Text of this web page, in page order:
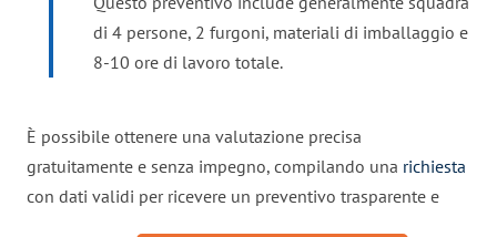
di 4 persone, 2 furgoni, materiali di imballaggio e
8-10 ore di lavoro totale.
È possibile ottenere una valutazione precisa
gratuitamente e senza impegno, compilando una richiesta
con dati validi per ricevere un preventivo trasparente e